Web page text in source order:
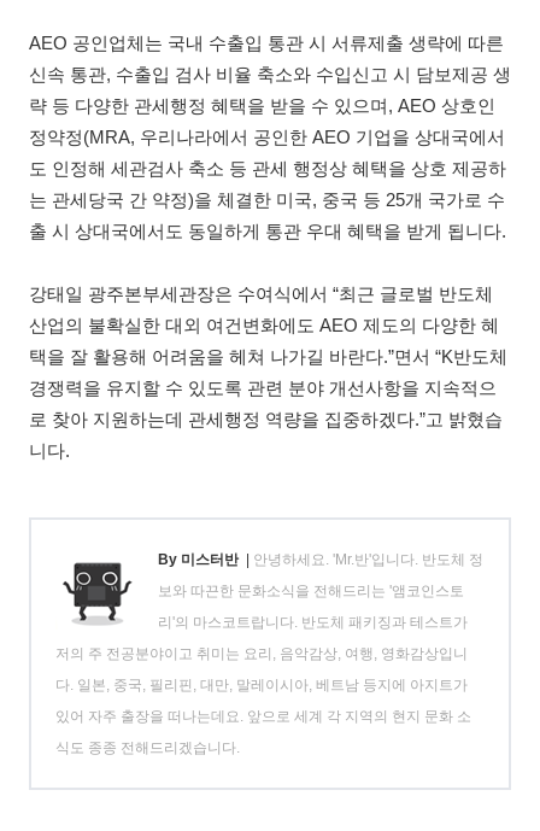
AEO 공인업체는 국내 수출입 통관 시 서류제출 생략에 따른
신속 통관, 수출입 검사 비율 축소와 수입신고 시 담보제공 생
략 등 다양한 관세행정 혜택을 받을 수 있으며, AEO 상호인
정약정(MRA, 우리나라에서 공인한 AEO 기업을 상대국에서
도 인정해 세관검사 축소 등 관세 행정상 혜택을 상호 제공하
는 관세당국 간 약정)을 체결한 미국, 중국 등 25개 국가로 수
출 시 상대국에서도 동일하게 통관 우대 혜택을 받게 됩니다.
강태일 광주본부세관장은 수여식에서 “최근 글로벌 반도체
산업의 불확실한 대외 여건변화에도 AEO 제도의 다양한 혜
택을 잘 활용해 어려움을 헤쳐 나가길 바란다.”면서 “K반도체
경쟁력을 유지할 수 있도록 관련 분야 개선사항을 지속적으
로 찾아 지원하는데 관세행정 역량을 집중하겠다.”고 밝혔습
니다.
By 미스터반 | 안녕하세요. 'Mr.반'입니다. 반도체 정
보와 따끈한 문화소식을 전해드리는 '앰코인스토
리'의 마스코트랍니다. 반도체 패키징과 테스트가
저의 주 전공분야이고 취미는 요리, 음악감상, 여행, 영화감상입니
다. 일본, 중국, 필리핀, 대만, 말레이시아, 베트남 등지에 아지트가
있어 자주 출장을 떠나는데요. 앞으로 세계 각 지역의 현지 문화 소
식도 종종 전해드리겠습니다.